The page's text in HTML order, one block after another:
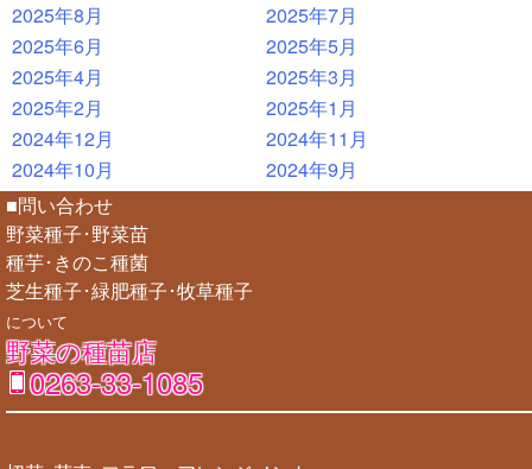
2025年8月
2025年7月
2025年6月
2025年5月
2025年4月
2025年3月
2025年2月
2025年1月
2024年12月
2024年11月
2024年10月
2024年9月
■問い合わせ
野菜種子･野菜苗
種芋･きのこ種菌
芝生種子･緑肥種子･牧草種子
について
野菜の種苗店
0263-33-1085